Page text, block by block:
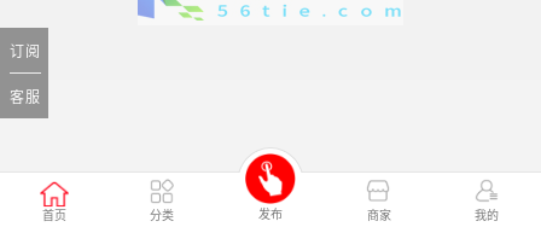
首页 分类 发布 商家 我的
订阅
客服